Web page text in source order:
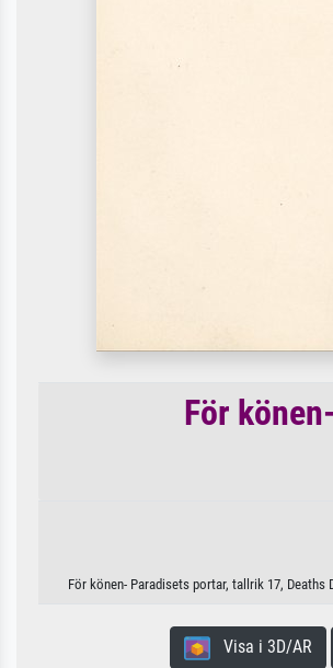
För
För könen- Paradisets portar, tallrik 17,
Visa i 3D/AR